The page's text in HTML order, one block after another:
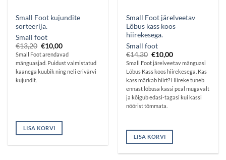
Small Foot kujundite
sorteerija.
Small foot
€13,20 Algne
hind
oli:
€13,20.
€10,00Praegune
hind
on:
€10,00.
Small Foot arendavad
mänguasjad. Puidust valmistatud
kaanega kuubik ning neli erivärvi
kujundit.
LISA KORVI
Small Foot järelveetav
Lõbus kass koos
hiirekesega.
Small foot
€14,30 Algne
hind
oli:
€14,30.
€10,00Praegune
hind
on:
€10,00.
Small Foot järelveetav mänguasi
Lõbus Kass koos hiirekesega. Kas
kass märkab hiirt? Hiireke tuneb
ennast lõbusa kassi peal mugavalt
ja kõigub edasi-tagasi kui kassi
nöörist tõmmata.
LISA KORVI